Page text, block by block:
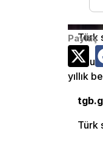
Türk
yıllık
Türk
Paylaş